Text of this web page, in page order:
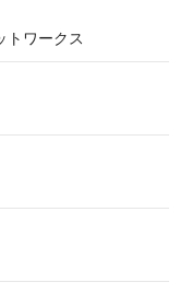
トワークス